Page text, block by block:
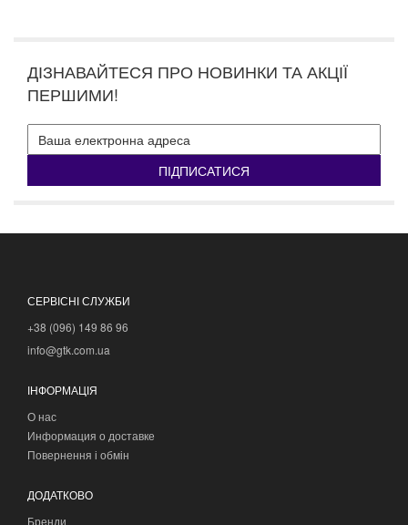
ДІЗНАВАЙТЕСЯ ПРО НОВИНКИ ТА АКЦІЇ
ПЕРШИМИ!
ПІДПИСАТИСЯ
СЕРВІСНІ СЛУЖБИ
+38 (096) 149 86 96
info@gtk.com.ua
ІНФОРМАЦІЯ
О нас
Информация о доставке
Повернення і обмін
ДОДАТКОВО
Бренди